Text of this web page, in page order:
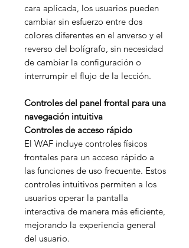
cara aplicada, los usuarios pueden
cambiar sin esfuerzo entre dos
colores diferentes en el anverso y el
reverso del bolígrafo, sin necesidad
de cambiar la configuración o
interrumpir el flujo de la lección.
Controles del panel frontal para una
navegación intuitiva
Controles de acceso rápido
El WAF incluye controles físicos
frontales para un acceso rápido a
las funciones de uso frecuente. Estos
controles intuitivos permiten a los
usuarios operar la pantalla
interactiva de manera más eficiente,
mejorando la experiencia general
del usuario.